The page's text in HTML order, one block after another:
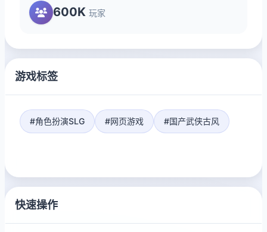
600K 玩家
游戏标签
#角色扮演SLG #网页游戏 #国产武侠古风
快速操作